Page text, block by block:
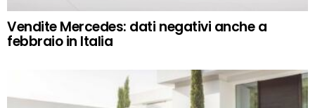
Vendite Mercedes: dati negativi anche a
febbraio in Italia